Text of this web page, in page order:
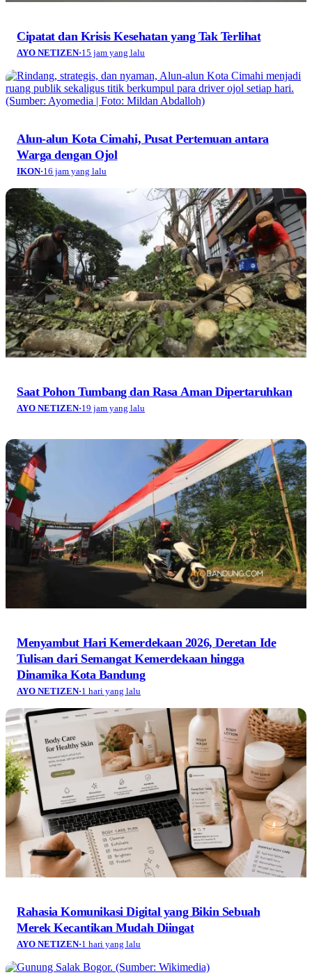
Cipatat dan Krisis Kesehatan yang Tak Terlihat
AYO NETIZEN·15 jam yang lalu
Alun-alun Kota Cimahi, Pusat Pertemuan antara
Warga dengan Ojol
IKON·16 jam yang lalu
Saat Pohon Tumbang dan Rasa Aman Dipertaruhkan
AYO NETIZEN·19 jam yang lalu
Menyambut Hari Kemerdekaan 2026, Deretan Ide
Tulisan dari Semangat Kemerdekaan hingga
Dinamika Kota Bandung
AYO NETIZEN·1 hari yang lalu
Rahasia Komunikasi Digital yang Bikin Sebuah
Merek Kecantikan Mudah Diingat
AYO NETIZEN·1 hari yang lalu